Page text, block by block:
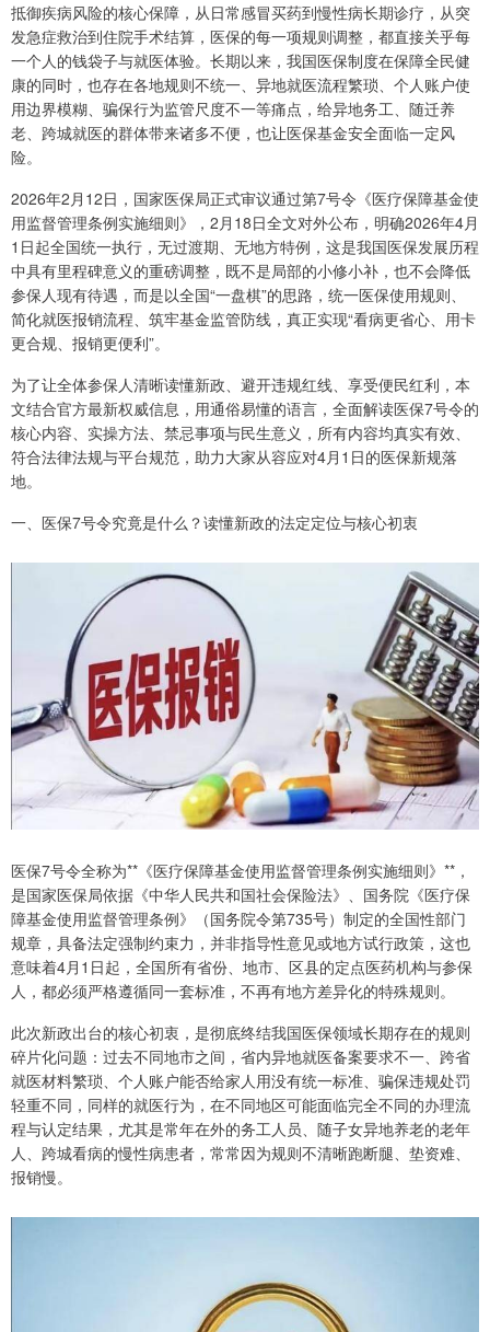
抵御疾病风险的核心保障，从日常感冒买药到慢性病长期诊疗，从突
发急症救治到住院手术结算，医保的每一项规则调整，都直接关乎每
一个人的钱袋子与就医体验。长期以来，我国医保制度在保障全民健
康的同时，也存在各地规则不统一、异地就医流程繁琐、个人账户使
用边界模糊、骗保行为监管尺度不一等痛点，给异地务工、随迁养
老、跨城就医的群体带来诸多不便，也让医保基金安全面临一定风
险。
2026年2月12日，国家医保局正式审议通过第7号令《医疗保障基金使
用监督管理条例实施细则》，2月18日全文对外公布，明确2026年4月
1日起全国统一执行，无过渡期、无地方特例，这是我国医保发展历程
中具有里程碑意义的重磅调整，既不是局部的小修小补，也不会降低
参保人现有待遇，而是以全国“一盘棋”的思路，统一医保使用规则、
简化就医报销流程、筑牢基金监管防线，真正实现“看病更省心、用卡
更合规、报销更便利”。
为了让全体参保人清晰读懂新政、避开违规红线、享受便民红利，本
文结合官方最新权威信息，用通俗易懂的语言，全面解读医保7号令的
核心内容、实操方法、禁忌事项与民生意义，所有内容均真实有效、
符合法律法规与平台规范，助力大家从容应对4月1日的医保新规落
地。
一、医保7号令究竟是什么？读懂新政的法定定位与核心初衷
医保7号令全称为**《医疗保障基金使用监督管理条例实施细则》**，
是国家医保局依据《中华人民共和国社会保险法》、国务院《医疗保
障基金使用监督管理条例》（国务院令第735号）制定的全国性部门
规章，具备法定强制约束力，并非指导性意见或地方试行政策，这也
意味着4月1日起，全国所有省份、地市、区县的定点医药机构与参保
人，都必须严格遵循同一套标准，不再有地方差异化的特殊规则。
此次新政出台的核心初衷，是彻底终结我国医保领域长期存在的规则
碎片化问题：过去不同地市之间，省内异地就医备案要求不一、跨省
就医材料繁琐、个人账户能否给家人用没有统一标准、骗保违规处罚
轻重不同，同样的就医行为，在不同地区可能面临完全不同的办理流
程与认定结果，尤其是常年在外的务工人员、随子女异地养老的老年
人、跨城看病的慢性病患者，常常因为规则不清晰跑断腿、垫资难、
报销慢。